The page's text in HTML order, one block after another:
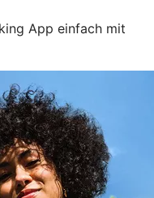
App einfach mit